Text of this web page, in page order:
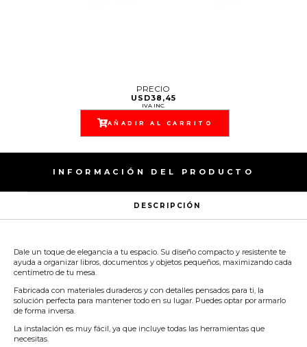
PRECIO
USD38,45
IVA INC.
AÑADIR AL CARRITO
INFORMACIÓN DEL PRODUCTO
DESCRIPCIÓN
Dale un toque de elegancia a tu espacio. Su diseño compacto y resistente te
ayuda a organizar libros, documentos y objetos pequeños, maximizando cada
centímetro de tu mesa.
Fabricada con materiales duraderos y con detalles pensados para ti, la
solución perfecta para mantener todo en su lugar. Puedes optar por armarlo
de forma inversa.
La instalación es muy fácil, ya que incluye todas las herramientas que
necesitas.